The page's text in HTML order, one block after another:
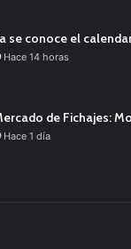
se conoce el
Hace 14 horas
de Fichajes:
Hace 1 día